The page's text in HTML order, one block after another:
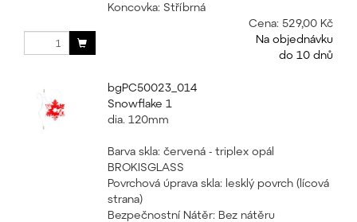
Koncovka: Stříbrná
Cena: 529,00 Kč
Na objednávku
do 10 dnů
bgPC50023_014
Snowflake 1
dia. 120mm
Barva skla: červená - triplex opál
BROKISGLASS
Povrchová úprava skla: lesklý povrch (lícová
strana)
Bezpečnostní Nátěr: Bez nátěru